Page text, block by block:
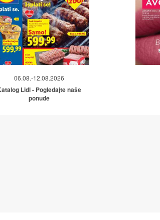
06.08.-12.08.2026
Lidl - Pogledajte naše
ponude